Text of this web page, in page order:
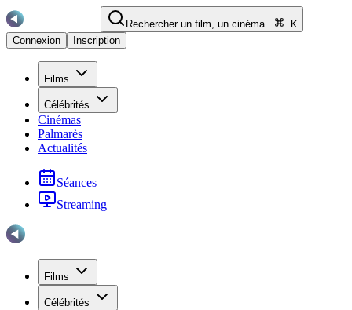
Rechercher un film, un cinéma...
K
Connexion
Inscription
Films
Célébrités
Cinémas
Palmarès
Actualités
Séances
Streaming
Films
Célébrités